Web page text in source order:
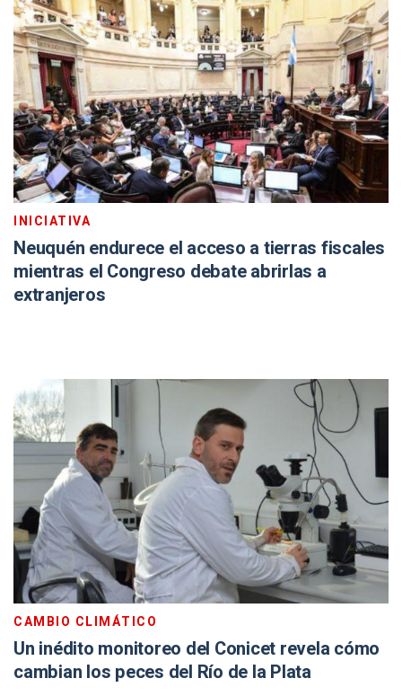
INICIATIVA
Neuquén endurece el acceso a tierras fiscales
mientras el Congreso debate abrirlas a
extranjeros
CAMBIO CLIMÁTICO
Un inédito monitoreo del Conicet revela cómo
cambian los peces del Río de la Plata